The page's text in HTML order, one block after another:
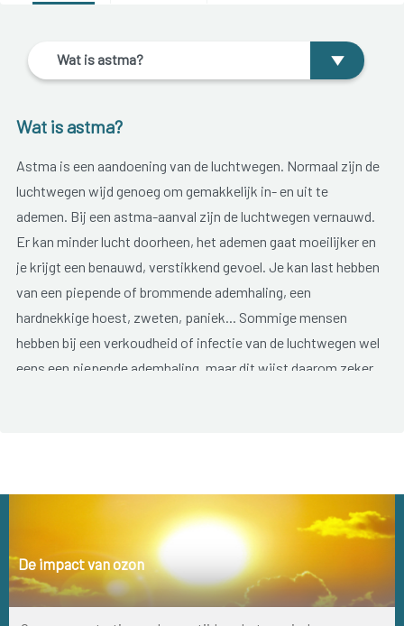
Wat is astma?
Wat is astma?
Astma is een aandoening van de luchtwegen. Normaal zijn de
luchtwegen wijd genoeg om gemakkelijk in- en uit te
ademen. Bij een astma-aanval zijn de luchtwegen vernauwd.
Er kan minder lucht doorheen, het ademen gaat moeilijker en
je krijgt een benauwd, verstikkend gevoel. Je kan last hebben
van een piepende of brommende ademhaling, een
hardnekkige hoest, zweten, paniek... Sommige mensen
hebben bij een verkoudheid of infectie van de luchtwegen wel
eens een piepende ademhaling, maar dit wijst daarom zeker
voorspellen. Als je geen aanval hebt, kunnen je longen bijna
normaal werken en heb je geen klachten.
Als astma ernstig wordt, kan de ademnood zo hevig zijn, dat
je niet in staat bent om zinnen af te maken. Je lippen, tong,
vingers en tenen kunnen blauw kleuren en je kan uiteindelijk
De impact van ozon